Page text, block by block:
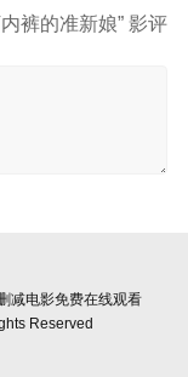
裤的准新娘” 影评
减电影免费在线观看
Reserved